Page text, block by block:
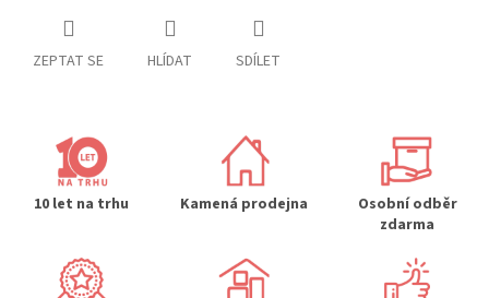
ZEPTAT SE HLÍDAT SDÍLET
10 let na trhu Kamená prodejna
Osobní odběr
zdarma